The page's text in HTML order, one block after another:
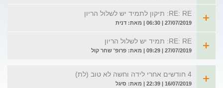
RE: RE: תיקון לתמיד יש לשלול הריון
27/07/2019 | 06:30 | מאת: דנית
RE: RE: תמיד יש לשלול הריון
27/07/2019 | 09:29 | מאת: פרופ' שחר קול
4 חודשים אחרי לידה וחשה לא טוב (לת)
16/07/2019 | 22:39 | מאת: סיגל